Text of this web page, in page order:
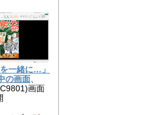
一緒に…」
の画面
画面